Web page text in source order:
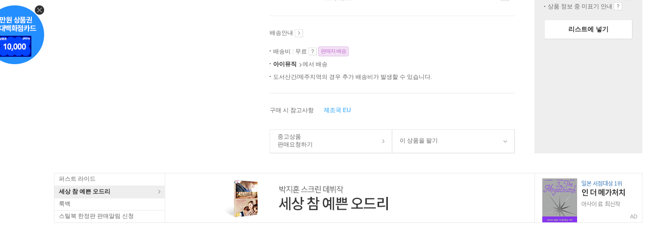
배송안내
배송비 : 무료 판매자 배송
아이뮤직
에서 배송
도서산간/제주지역의 경우 추가 배송비가 발생할 수 있습니다.
구매 시 참고사항 제조국 EU
중고상품
판매요청하기
이 상품을 팔기
상품 정보 중 미표기 안내
리스트에 넣기
퍼스트 라이드
세상 참 예쁜 오드리
룩백
스틸북 한정판 판매알림 신청
AD